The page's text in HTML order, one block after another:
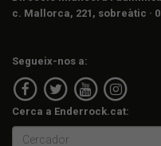
c. Mallorca, 221, sobreàtic ·
Segueix-nos a:
Cerca a Enderrock.cat: